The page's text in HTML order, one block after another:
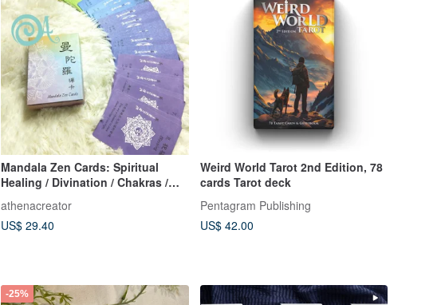
Mandala Zen Cards: Spiritual
Healing / Divination / Chakras /
Psychology / Tarot Cards
athenacreator
US$ 29.40
Weird World Tarot 2nd Edition, 78
cards Tarot deck
Pentagram Publishing
US$ 42.00
-25%